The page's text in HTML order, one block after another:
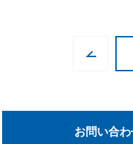
お問い合わ